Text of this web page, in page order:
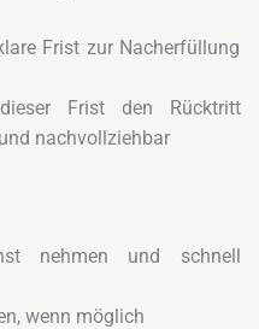
Frist zur Nacherfüllung
Frist den Rücktritt
nachvollziehbar
nehmen und schnell
wenn möglich